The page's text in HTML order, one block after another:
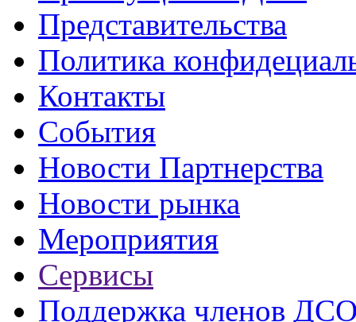
Представительства
Политика
Контакты
События
Новости Партнерства
Новости рынка
Мероприятия
Сервисы
Поддержка членов